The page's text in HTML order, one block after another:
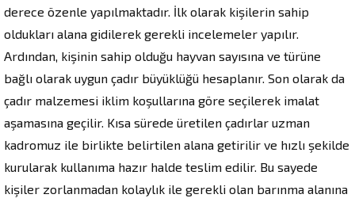
derece özenle yapılmaktadır. İlk olarak kişilerin sahip
oldukları alana gidilerek gerekli incelemeler yapılır.
Ardından, kişinin sahip olduğu hayvan sayısına ve türüne
bağlı olarak uygun çadır büyüklüğü hesaplanır. Son olarak da
çadır malzemesi iklim koşullarına göre seçilerek imalat
aşamasına geçilir. Kısa sürede üretilen çadırlar uzman
kadromuz ile birlikte belirtilen alana getirilir ve hızlı şekilde
kurularak kullanıma hazır halde teslim edilir. Bu sayede
kişiler zorlanmadan kolaylık ile gerekli olan barınma alanına